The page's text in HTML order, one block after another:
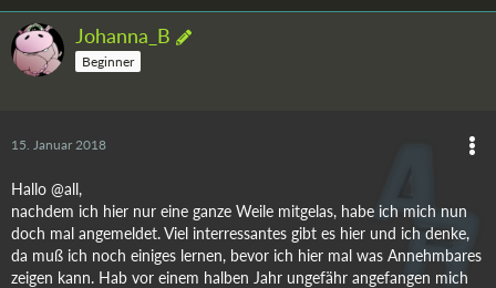
Johanna_B
Beginner
15. Januar 2018
Hallo @all,
nachdem ich hier nur eine ganze Weile mitgelas, habe ich mich nun
doch mal angemeldet. Viel interressantes gibt es hier und ich denke,
da muß ich noch einiges lernen, bevor ich hier mal was Annehmbares
zeigen kann. Hab vor einem halben Jahr ungefähr angefangen mich